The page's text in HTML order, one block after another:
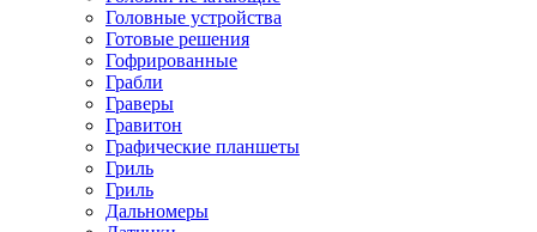
Головные устройства
Готовые решения
Гофрированные
Грабли
Граверы
Гравитон
Графические планшеты
Гриль
Гриль
Дальномеры